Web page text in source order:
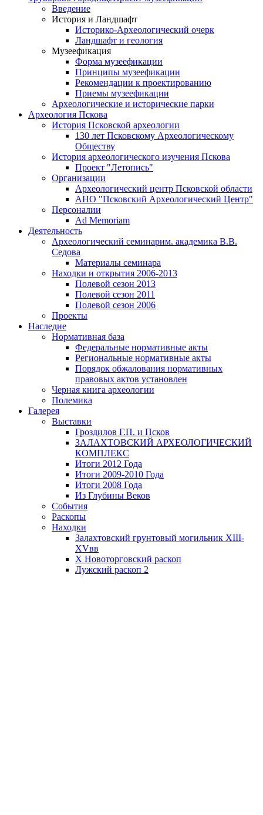
Введение
История и Ландшафт
Историко-Археологический очерк
Ландшафт и геология
Музеефикация
Форма музеефикации
Принципы музеефикации
Рекомендации к проектированию
Приемы музеефикации
Археологические и исторические парки
Археология Пскова
История Псковской археологии
130 лет Псковскому Археологическому
Обществу
История археологического изучения Пскова
Проект "Летопись"
Организации
Археологический центр Псковской области
АНО "Псковский Археологический Центр"
Персоналии
Ad Memoriam
Деятельность
Археологический семинарим. академика В.В.
Седова
Материалы семинара
Находки и открытия 2006-2013
Полевой сезон 2013
Полевой сезон 2011
Полевой сезон 2006
Проекты
Наследие
Нормативная база
Федеральные нормативные акты
Региональные нормативные акты
Порядок обжалования нормативных
правовых актов установлен
Черная книга археологии
Полемика
Галерея
Выставки
Гроздилов Г.П. и Псков
ЗАЛАХТОВСКИЙ АРХЕОЛОГИЧЕСКИЙ
КОМПЛЕКС
Итоги 2012 Года
Итоги 2009-2010 Года
Итоги 2008 Года
Из Глубины Веков
События
Раскопы
Находки
Залахтовский грунтовый могильник XIII-
XVвв
X Новоторговский раскоп
Лужский раскоп 2